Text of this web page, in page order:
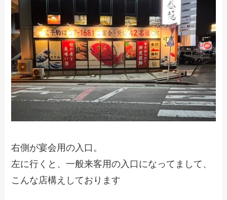
右側が宴会用の入口。
左に行くと、一般来客用の入口になってまして、
こんな店構えしております